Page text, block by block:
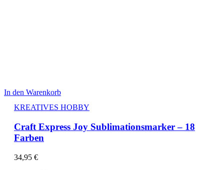
In den Warenkorb
KREATIVES HOBBY
Craft Express Joy Sublimationsmarker – 18
Farben
34,95 €